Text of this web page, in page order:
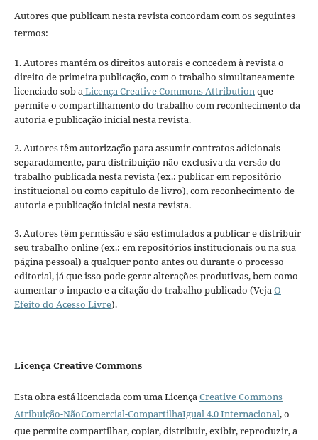
Autores que publicam nesta revista concordam com os seguintes
termos:
1. Autores mantém os direitos autorais e concedem à revista o
direito de primeira publicação, com o trabalho simultaneamente
licenciado sob aLicença Creative Commons Attributionque
permite o compartilhamento do trabalho com reconhecimento da
autoria e publicação inicial nesta revista.
2. Autores têm autorização para assumir contratos adicionais
separadamente, para distribuição não-exclusiva da versão do
trabalho publicada nesta revista (ex.: publicar em repositório
institucional ou como capítulo de livro), com reconhecimento de
autoria e publicação inicial nesta revista.
3. Autores têm permissão e são estimulados a publicar e distribuir
seu trabalho online (ex.: em repositórios institucionais ou na sua
página pessoal) a qualquer ponto antes ou durante o processo
editorial, já que isso pode gerar alterações produtivas, bem como
aumentar o impacto e a citação do trabalho publicado (VejaO
Efeito do Acesso Livre).
Licença Creative Commons
Esta obra está licenciada com uma LicençaCreative Commons
Atribuição-NãoComercial-CompartilhaIgual 4.0 Internacional, o
que permite compartilhar, copiar, distribuir, exibir, reproduzir, a